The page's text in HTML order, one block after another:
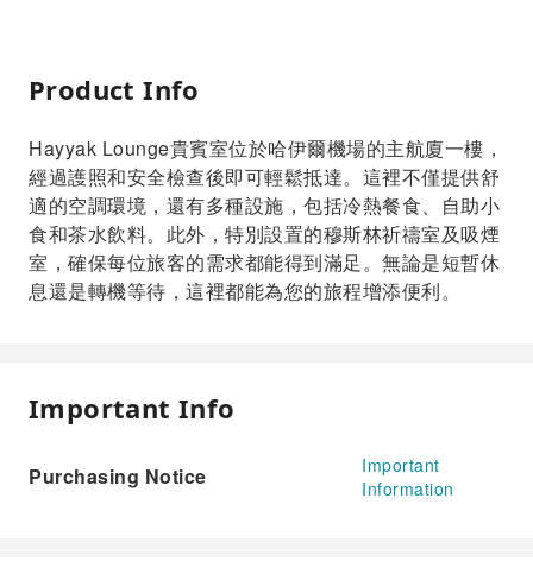
Product Info
Hayyak Lounge貴賓室位於哈伊爾機場的主航廈一樓，
經過護照和安全檢查後即可輕鬆抵達。這裡不僅提供舒
適的空調環境，還有多種設施，包括冷熱餐食、自助小
食和茶水飲料。此外，特別設置的穆斯林祈禱室及吸煙
室，確保每位旅客的需求都能得到滿足。無論是短暫休
息還是轉機等待，這裡都能為您的旅程增添便利。
Important Info
Purchasing Notice
Important
Information